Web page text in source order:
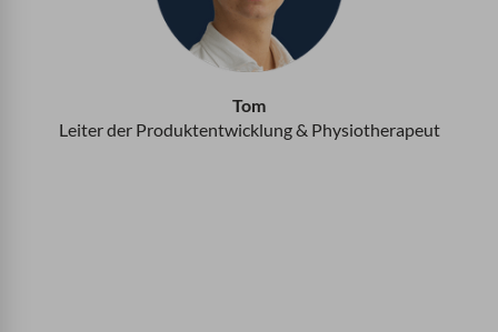
Tom
Leiter der Produktentwicklung & Physiotherapeut